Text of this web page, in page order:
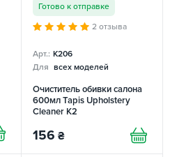
Готово к отправке
2 отзыва
Арт.: K206
Для всех моделей
Очиститель обивки салона
600мл Tapis Upholstery
Cleaner K2
156 ₴